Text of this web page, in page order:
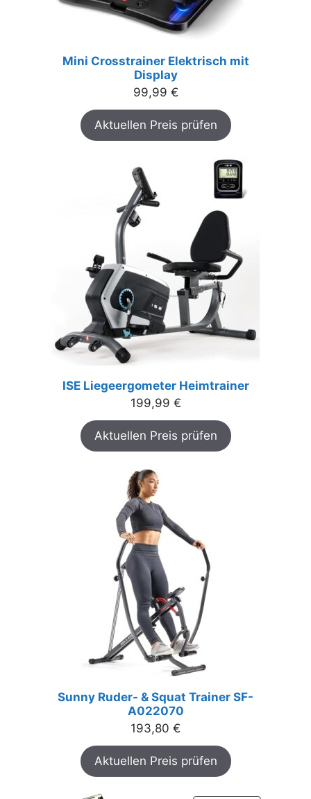
Mini Crosstrainer Elektrisch mit
Display
99,99 €
Aktuellen Preis prüfen
ISE Liegeergometer Heimtrainer
199,99 €
Aktuellen Preis prüfen
Sunny Ruder- & Squat Trainer SF-
A022070
193,80 €
Aktuellen Preis prüfen